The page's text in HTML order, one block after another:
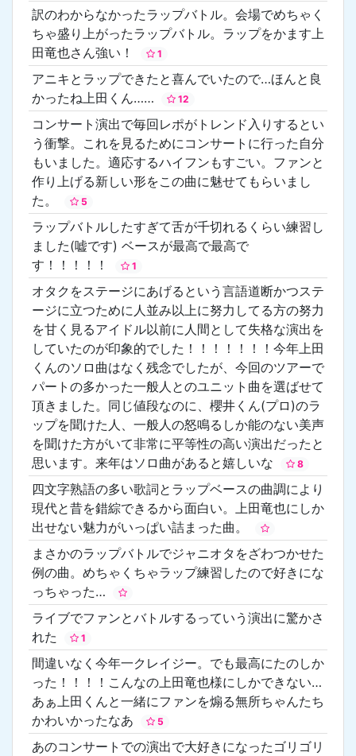
訳のわからなかったラップバトル。会場でめちゃく
ちゃ盛り上がったラップバトル。ラップをかます上
田竜也さん強い！
1
アニキとラップできたと喜んでいたので…ほんと良
かったね上田くん……
12
コンサート演出で毎回レポがトレンド入りするとい
う衝撃。これを見るためにコンサートに行った自分
もいました。適応するハイフンもすごい。ファンと
作り上げる新しい形をこの曲に魅せてもらいまし
た。
5
ラップバトルしたすぎて舌が千切れるくらい練習し
ました(嘘です) ベースが最高で最高で
す！！！！！
1
オタクをステージにあげるという言語道断かつステ
ージに立つために人並み以上に努力してる方の努力
を甘く見るアイドル以前に人間として失格な演出を
していたのが印象的でした！！！！！！！今年上田
くんのソロ曲はなく残念でしたが、今回のツアーで
パートの多かった一般人とのユニット曲を選ばせて
頂きました。同じ値段なのに、櫻井くん(プロ)のラ
ップを聞けた人、一般人の怒鳴るしか能のない美声
を聞けた方がいて非常に平等性の高い演出だったと
思います。来年はソロ曲があると嬉しいな
8
四文字熟語の多い歌詞とラップベースの曲調により
現代と昔を錯綜できるから面白い。上田竜也にしか
出せない魅力がいっぱい詰まった曲。
まさかのラップバトルでジャニオタをざわつかせた
例の曲。めちゃくちゃラップ練習したので好きにな
っちゃった…
ライブでファンとバトルするっていう演出に驚かさ
れた
1
間違いなく今年一クレイジー。でも最高にたのしか
った！！！！こんなの上田竜也様にしかできない…
あぁ上田くんと一緒にファンを煽る無所ちゃんたち
かわいかったなあ
5
あのコンサートでの演出で大好きになったゴリゴリ